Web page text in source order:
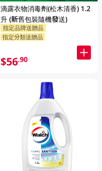
滴露衣物消毒劑(松木清香) 1.2
升 (新舊包裝隨機發送)
指定品牌送贈品
指定分類送贈品
$56.90